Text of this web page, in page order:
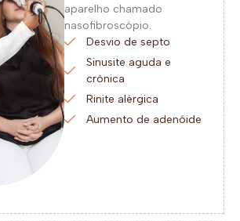
aparelho chamado
nasofibroscópio.
Desvio de septo
Sinusite aguda e
crônica
Rinite alérgica
Aumento de adenóide